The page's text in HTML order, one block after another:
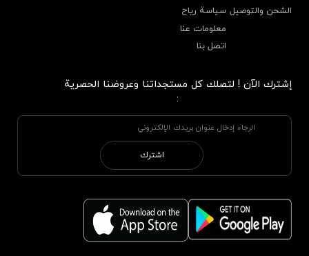
الشحن والتوصيل سياسة رياح
معلومات عنا
اتصل بنا
إشترك الآن ! لتصلك كل مستجداتنا وعروضنا الحصرية
:
اشترك